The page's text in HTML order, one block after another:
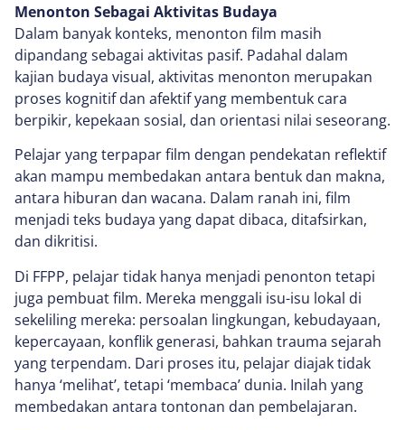
Menonton Sebagai Aktivitas Budaya
Dalam banyak konteks, menonton film masih
dipandang sebagai aktivitas pasif. Padahal dalam
kajian budaya visual, aktivitas menonton merupakan
proses kognitif dan afektif yang membentuk cara
berpikir, kepekaan sosial, dan orientasi nilai seseorang.
Pelajar yang terpapar film dengan pendekatan reflektif
akan mampu membedakan antara bentuk dan makna,
antara hiburan dan wacana. Dalam ranah ini, film
menjadi teks budaya yang dapat dibaca, ditafsirkan,
dan dikritisi.
Di FFPP, pelajar tidak hanya menjadi penonton tetapi
juga pembuat film. Mereka menggali isu-isu lokal di
sekeliling mereka: persoalan lingkungan, kebudayaan,
kepercayaan, konflik generasi, bahkan trauma sejarah
yang terpendam. Dari proses itu, pelajar diajak tidak
hanya ‘melihat’, tetapi ‘membaca’ dunia. Inilah yang
membedakan antara tontonan dan pembelajaran.